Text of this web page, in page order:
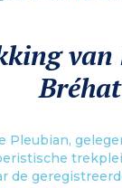
Bréhat
Pleubian,
de